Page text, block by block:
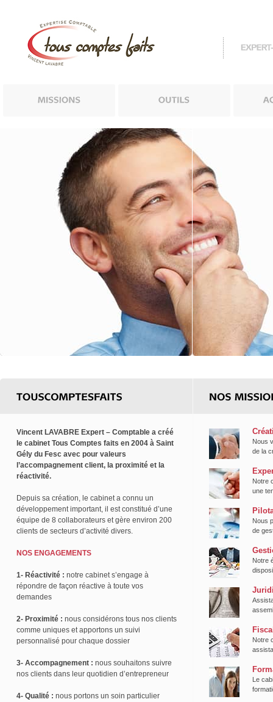
Vincent LAVABRE Expert – Comptable a créé
le cabinet Tous Comptes faits en 2004 à Saint
Gély du Fesc avec pour valeurs
l’accompagnement client, la proximité et la
réactivité.
Depuis sa création, le cabinet a connu un
développement important, il est constitué d’une
équipe de 8 collaborateurs et gère environ 200
clients de secteurs d’activité divers.
NOS ENGAGEMENTS
1- Réactivité : notre cabinet s’engage à
répondre de façon réactive à toute vos
demandes
2- Proximité : nous considérons tous nos clients
comme uniques et apportons un suivi
personnalisé pour chaque dossier
3- Accompagnement : nous souhaitons suivre
nos clients dans leur quotidien d’entrepreneur
4- Qualité : nous portons un soin particulier
Nous
de la
Notre
une
Nous
de
Notre
Notre
Le